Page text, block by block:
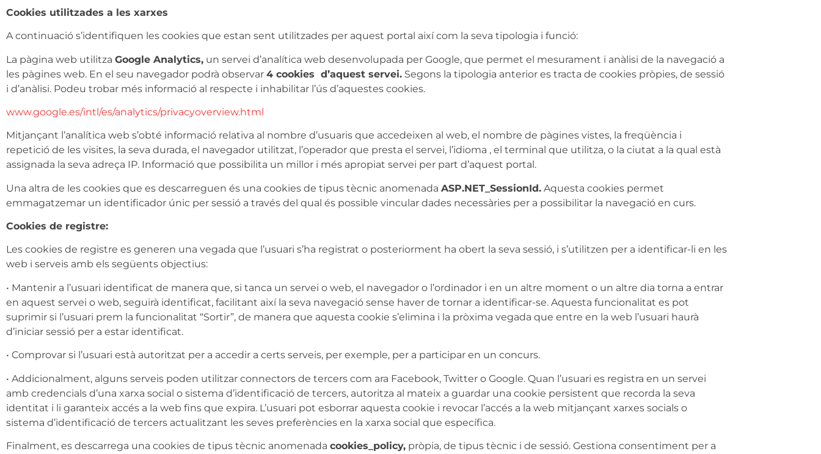
Cookies utilitzades a les xarxes
A continuació s’identifiquen les cookies que estan sent utilitzades per aquest portal així com la seva tipologia i funció:
La pàgina web utilitza Google Analytics, un servei d’analítica web desenvolupada per Google, que permet el mesurament i anàlisi de la navegació a
les pàgines web. En el seu navegador podrà observar 4 cookies d’aquest servei. Segons la tipologia anterior es tracta de cookies pròpies, de sessió
i d’anàlisi. Podeu trobar més informació al respecte i inhabilitar l’ús d’aquestes cookies.
www.google.es/intl/es/analytics/privacyoverview.html
Mitjançant l’analítica web s’obté informació relativa al nombre d’usuaris que accedeixen al web, el nombre de pàgines vistes, la freqüència i
repetició de les visites, la seva durada, el navegador utilitzat, l’operador que presta el servei, l’idioma , el terminal que utilitza, o la ciutat a la qual està
assignada la seva adreça IP. Informació que possibilita un millor i més apropiat servei per part d’aquest portal.
Una altra de les cookies que es descarreguen és una cookies de tipus tècnic anomenada ASP.NET_SessionId. Aquesta cookies permet
emmagatzemar un identificador únic per sessió a través del qual és possible vincular dades necessàries per a possibilitar la navegació en curs.
Cookies de registre:
Les cookies de registre es generen una vegada que l’usuari s’ha registrat o posteriorment ha obert la seva sessió, i s’utilitzen per a identificar-li en les
web i serveis amb els següents objectius:
• Mantenir a l’usuari identificat de manera que, si tanca un servei o web, el navegador o l’ordinador i en un altre moment o un altre dia torna a entrar
en aquest servei o web, seguirà identificat, facilitant així la seva navegació sense haver de tornar a identificar-se. Aquesta funcionalitat es pot
suprimir si l’usuari prem la funcionalitat “Sortir”, de manera que aquesta cookie s’elimina i la pròxima vegada que entre en la web l’usuari haurà
d’iniciar sessió per a estar identificat.
• Comprovar si l’usuari està autoritzat per a accedir a certs serveis, per exemple, per a participar en un concurs.
• Addicionalment, alguns serveis poden utilitzar connectors de tercers com ara Facebook, Twitter o Google. Quan l’usuari es registra en un servei
amb credencials d’una xarxa social o sistema d’identificació de tercers, autoritza al mateix a guardar una cookie persistent que recorda la seva
identitat i li garanteix accés a la web fins que expira. L’usuari pot esborrar aquesta cookie i revocar l’accés a la web mitjançant xarxes socials o
sistema d’identificació de tercers actualitzant les seves preferències en la xarxa social que específica.
Finalment, es descarrega una cookies de tipus tècnic anomenada cookies_policy, pròpia, de tipus tècnic i de sessió. Gestiona consentiment per a